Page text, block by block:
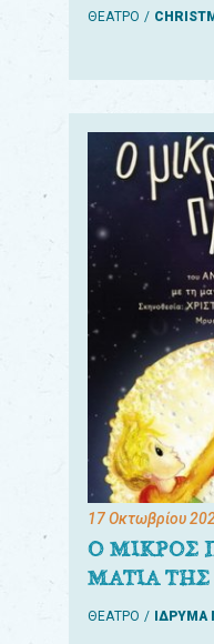
ΘΕΑΤΡΟ
17 Οκτωβρίου
Ο ΜΙΚΡΟΣ
ΜΑΤΙΑ
ΘΕΑΤΡΟ ΙΔΡΥΜΑ